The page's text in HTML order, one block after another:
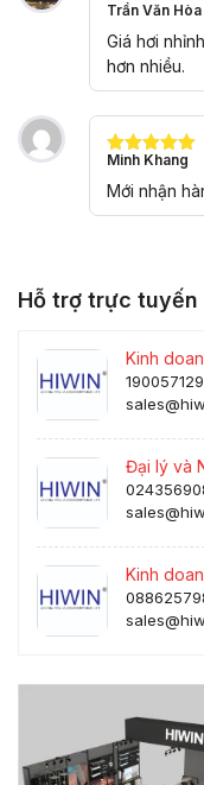
Được xếp
hạng
55
sao
Trần Văn Hòa
Giá hơi
hơn nhiều.
Được xếp
hạng 5 5
sao
Minh Khang
Mới nhận
Hỗ trợ trực tuyến
Kinh
Đại lý và
Kinh